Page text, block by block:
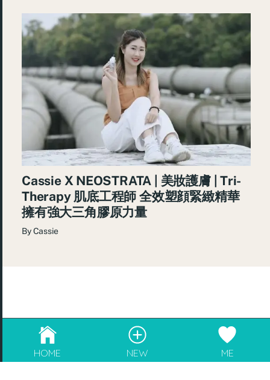
成為blogger，請電郵至 info@rebeaute.hk
Cassie X NEOSTRATA | 美妝護膚 | Tri-
Therapy 肌底工程師 全效塑顔緊緻精華
擁有強大三角膠原力量
ByCassie
© 2026 re:Beauté
HOME NEW ME